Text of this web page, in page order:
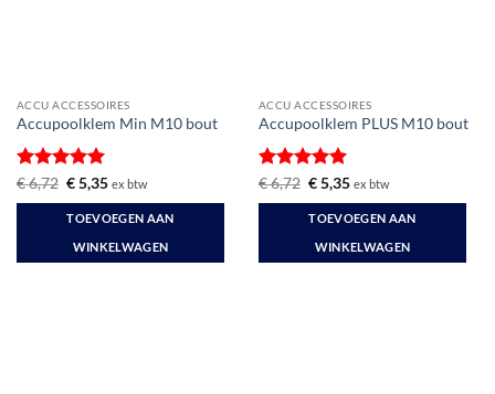
productpagina
productpagina
ACCU ACCESSOIRES
Accupoolklem Min M10 bout
Gewaardeerd
5uit 5
€6,72 Oorspronkelijke
prijs
was:
€ 6,72.
€5,35Huidige
is:
€ 5,35.
ex btw
TOEVOEGEN AAN
WINKELWAGEN
ACCU ACCESSOIRES
Accupoolklem PLUS M10 bout
Gewaardeerd
5uit 5
€6,72 Oorspronkelijke
prijs
was:
€ 6,72.
€5,35Huidige
is:
€ 5,35.
ex btw
TOEVOEGEN AAN
WINKELWAGEN